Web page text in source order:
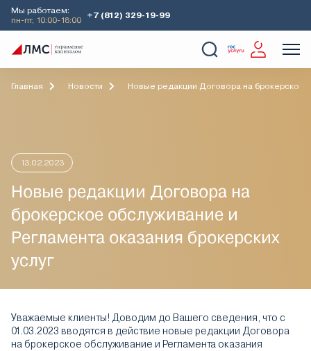
Мы работаем:
пн-пт, 10:00-18:00
+7 (812) 329-19-99
О Компании Услуги
Главная Новости Новые редакции Договора на брокерское
13.02.2023
Новые редакции Договора на
брокерское обслуживание и
Регламента оказания брокерских
услуг
Уважаемые клиенты! Доводим до Вашего сведения, что с
01.03.2023 вводятся в действие новые редакции Договора
на брокерское обслуживание и Регламента оказания